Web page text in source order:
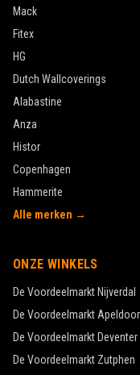
Mack
Fitex
HG
Dutch Wallcoverings
Alabastine
Anza
Histor
Copenhagen
Hammerite
Alle merken →
ONZE WINKELS
De Voordeelmarkt Nijverdal
De Voordeelmarkt
De Voordeelmarkt Deventer
De Voordeelmarkt Zutphen